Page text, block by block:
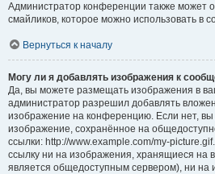
Администратор конференции также может
смайликов, которое можно использовать в
Вернуться к началу
Могу ли я добавлять изображения к
Да, вы можете размещать изображения в
администратор разрешил добавлять
изображение на конференцию. Если нет, вы
изображение, сохранённое на
ссылки: http://www.example.com/my-
ссылку ни на изображения, хранящиеся на
является общедоступным сервером), ни на